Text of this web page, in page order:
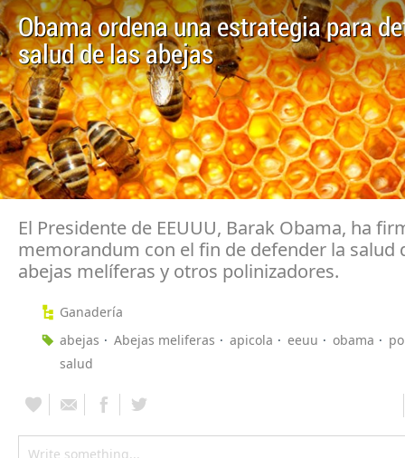
Obama ordena una estrategia para
salud de las abejas
El Presidente de EEUUU, Barak Obama, ha
memorandum con el fin de defender la salud
abejas melíferas y otros polinizadores.
Ganadería
abejas
Abejas meliferas apicola eeuu obama
salud